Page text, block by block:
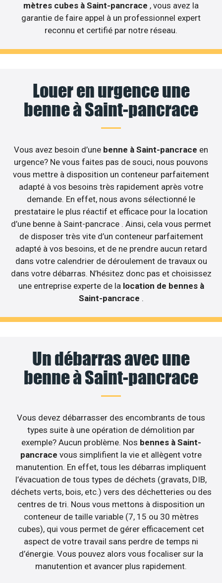
mètres cubes à Saint-pancrace , vous avez la
garantie de faire appel à un professionnel expert
reconnu et certifié par notre réseau.
Louer en urgence une
benne à Saint-pancrace
Vous avez besoin d’une benne à Saint-pancrace en
urgence? Ne vous faites pas de souci, nous pouvons
vous mettre à disposition un conteneur parfaitement
adapté à vos besoins très rapidement après votre
demande. En effet, nous avons sélectionné le
prestataire le plus réactif et efficace pour la location
d’une benne à Saint-pancrace . Ainsi, cela vous permet
de disposer très vite d’un conteneur parfaitement
adapté à vos besoins, et de ne prendre aucun retard
dans votre calendrier de déroulement de travaux ou
dans votre débarras. N’hésitez donc pas et choisissez
une entreprise experte de la location de bennes à
Saint-pancrace .
Un débarras avec une
benne à Saint-pancrace
Vous devez débarrasser des encombrants de tous
types suite à une opération de démolition par
exemple? Aucun problème. Nos bennes à Saint-
pancrace vous simplifient la vie et allègent votre
manutention. En effet, tous les débarras impliquent
l’évacuation de tous types de déchets (gravats, DIB,
déchets verts, bois, etc.) vers des déchetteries ou des
centres de tri. Nous vous mettons à disposition un
conteneur de taille variable (7, 15 ou 30 mètres
cubes), qui vous permet de gérer efficacement cet
aspect de votre travail sans perdre de temps ni
d’énergie. Vous pouvez alors vous focaliser sur la
manutention et avancer plus rapidement.